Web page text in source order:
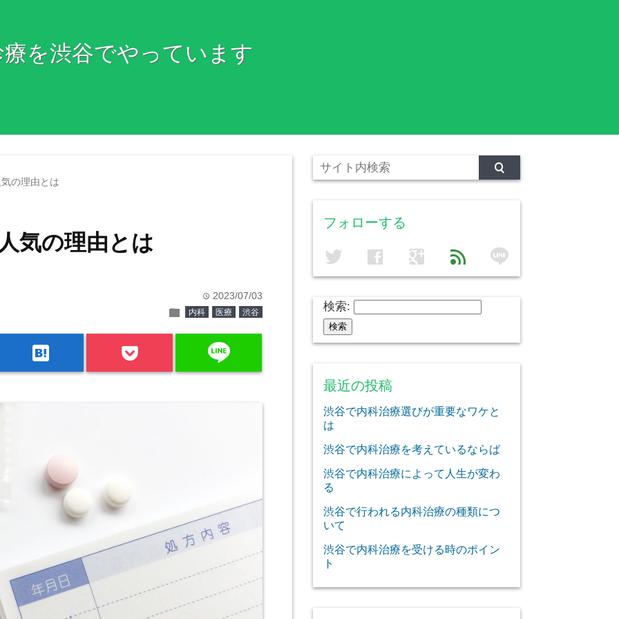
を渋谷でやっています
の理由とは
気の理由とは
time 2023/07/03
folder 内科 医療 渋谷
hatenabookmark line
フォローする
twitter facebook google feed line
検索:
最近の投稿
渋谷で内科治療選びが重要なワケと
は
渋谷で内科治療を考えているならば
渋谷で内科治療によって人生が変わ
る
渋谷で行われる内科治療の種類につ
いて
渋谷で内科治療を受ける時のポイン
ト